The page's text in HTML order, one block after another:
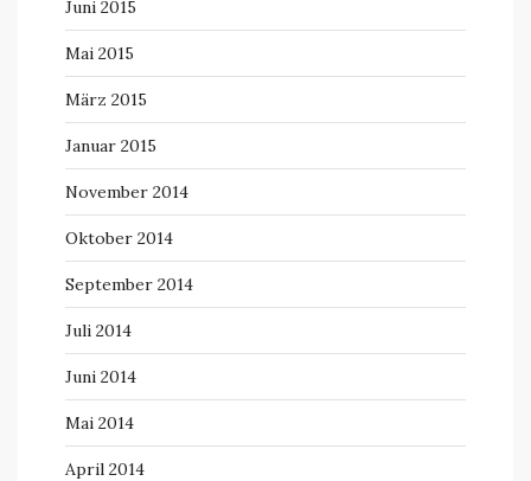
Juni 2015
Mai 2015
März 2015
Januar 2015
November 2014
Oktober 2014
September 2014
Juli 2014
Juni 2014
Mai 2014
April 2014